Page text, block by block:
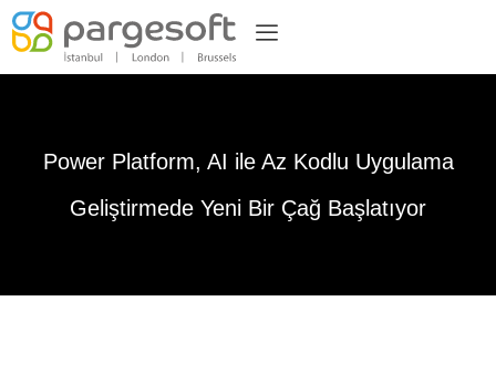
Power Platform, AI ile Az Kodlu Uygulama
Geliştirmede Yeni Bir Çağ Başlatıyor